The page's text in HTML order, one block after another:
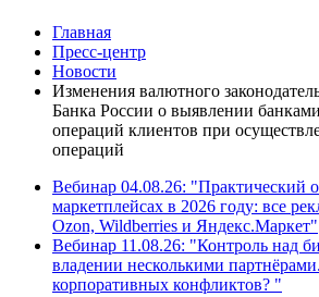
Главная
Пресс-центр
Новости
Изменения валютного
Банка России о выявлении
операций клиентов при
операций
Вебинар 04.08.26: "Практический
маркетплейсах в 2026 году: все
Ozon, Wildberries и Яндекс.Маркет"
Вебинар 11.08.26: "Контроль над
владении несколькими
корпоративных конфликтов? "